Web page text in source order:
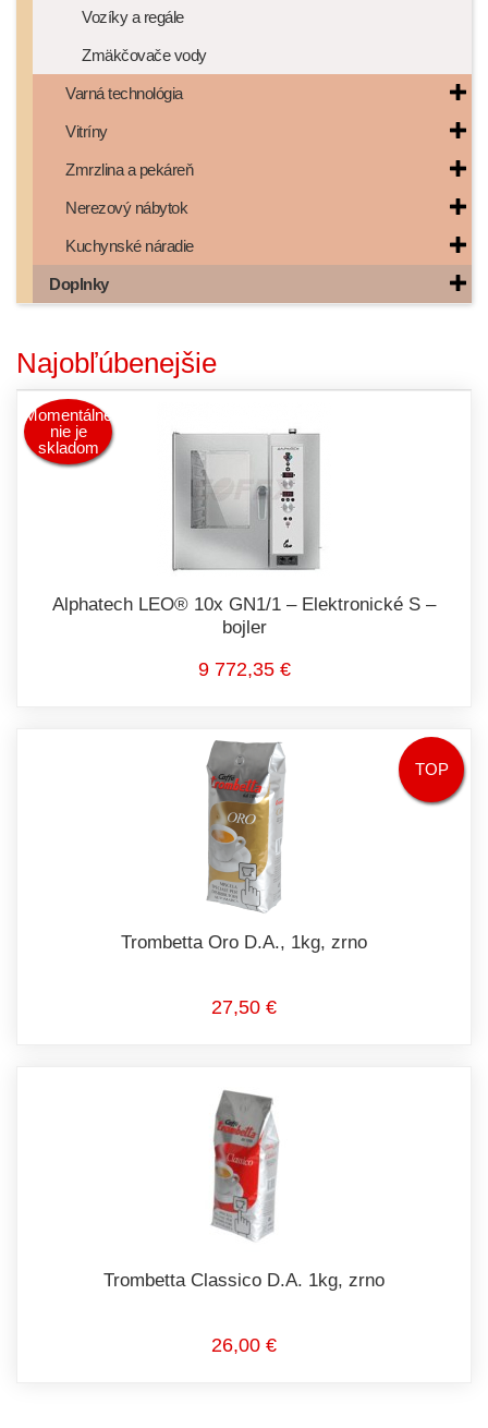
Vozíky a regále
Zmäkčovače vody
Varná technológia
Vitríny
Zmrzlina a pekáreň
Nerezový nábytok
Kuchynské náradie
Doplnky
Najobľúbenejšie
Momentálne
nie je
skladom
Alphatech LEO® 10x GN1/1 – Elektronické S –
bojler
9 772,35 €
TOP
Trombetta Oro D.A., 1kg, zrno
27,50 €
Trombetta Classico D.A. 1kg, zrno
26,00 €